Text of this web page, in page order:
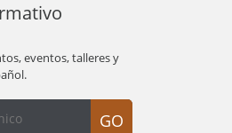
eventos, talleres y
GO